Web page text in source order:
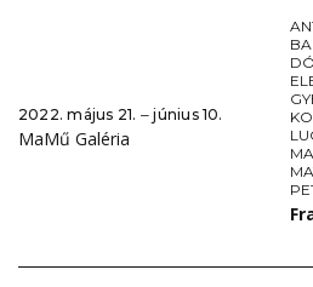
2022. május 21. ‒ június 10.
MaMű Galéria